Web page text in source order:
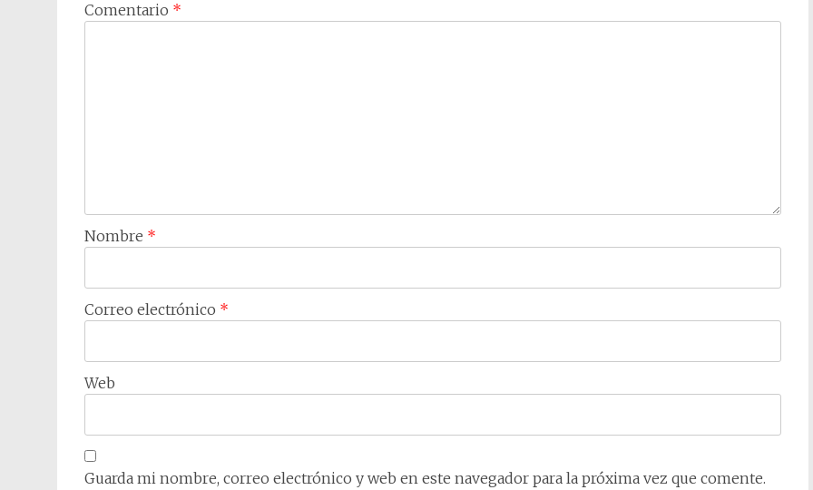
Comentario *
Nombre *
Correo electrónico *
Web
Guarda mi nombre, correo electrónico y web en este navegador para la próxima vez que comente.